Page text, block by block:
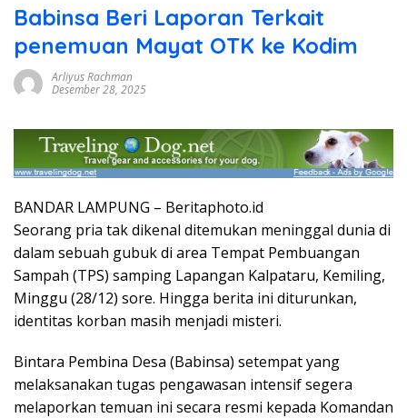
Babinsa Beri Laporan Terkait
penemuan Mayat OTK ke Kodim
Arliyus Rachman
Desember 28, 2025
BANDAR LAMPUNG – Beritaphoto.id
Seorang pria tak dikenal ditemukan meninggal dunia di
dalam sebuah gubuk di area Tempat Pembuangan
Sampah (TPS) samping Lapangan Kalpataru, Kemiling,
Minggu (28/12) sore. Hingga berita ini diturunkan,
identitas korban masih menjadi misteri.
Bintara Pembina Desa (Babinsa) setempat yang
melaksanakan tugas pengawasan intensif segera
melaporkan temuan ini secara resmi kepada Komandan